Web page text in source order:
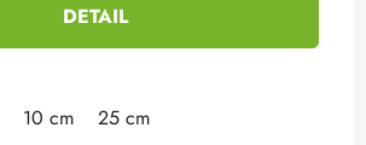
DETAIL
10 cm 25 cm